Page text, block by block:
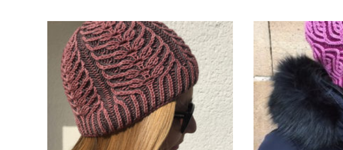
Dieses Produkt weist mehrere Varianten auf. Die Optionen können auf der Produktseite gewählt werden